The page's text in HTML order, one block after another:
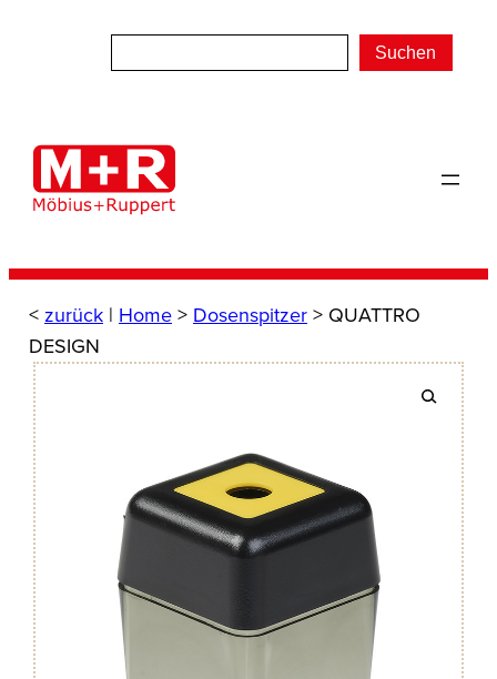
Suchen
< zurück | Home> Dosenspitzer> QUATTRO
DESIGN